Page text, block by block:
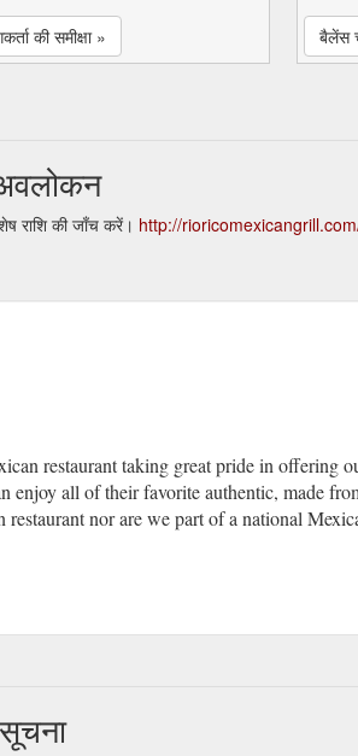
की समीक्षा »
बैलेंस
राशि की जाँच करें। http://
restaurant taking great pride in offering
enjoy all of their favorite authentic, made
nor are we part of a national